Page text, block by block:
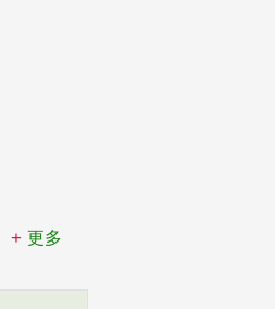
更多